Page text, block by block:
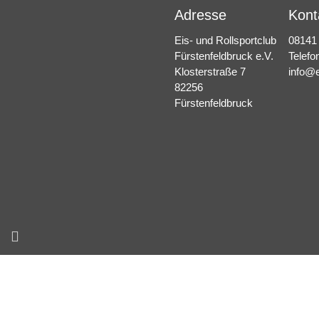
Adresse
Eis- und Rollsportclub
Fürstenfeldbruck e.V.
Klosterstraße 7
82256
Fürstenfeldbruck